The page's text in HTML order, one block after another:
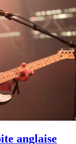
anglaise